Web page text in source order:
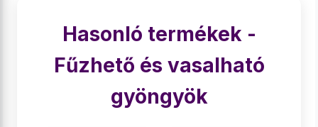
Hasonló termékek -
Fűzhető és vasalható
gyöngyök